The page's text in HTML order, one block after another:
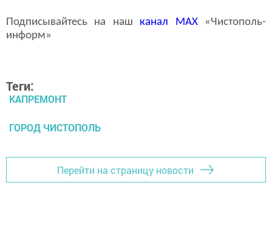
Подписывайтесь на наш канал MAX«Чистополь-
информ»
Теги:
КАПРЕМОНТ
ГОРОД ЧИСТОПОЛЬ
Перейти на страницу новости